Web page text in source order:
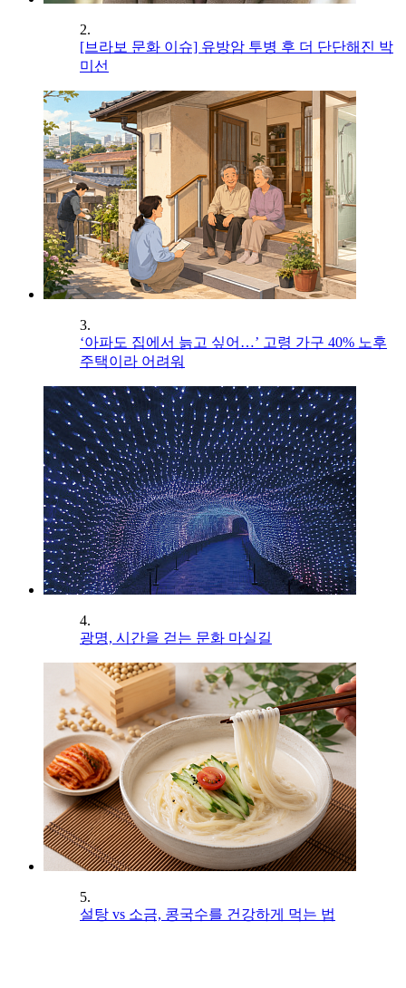
2.
[브라보 문화 이슈] 유방암 투병 후 더 단단해진 박
미선
3.
‘아파도 집에서 늙고 싶어…’ 고령 가구 40% 노후
주택이라 어려워
4.
광명, 시간을 걷는 문화 마실길
5.
설탕 vs 소금, 콩국수를 건강하게 먹는 법